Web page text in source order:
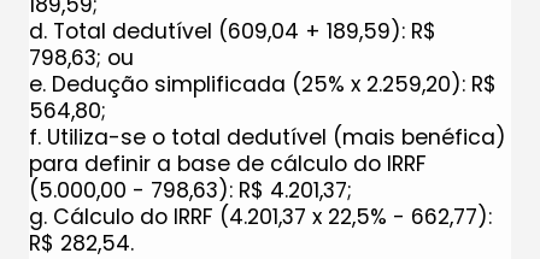
d. Total dedutível (609,04 + 189,59): R$
798,63; ou
e. Dedução simplificada (25% x 2.259,20): R$
564,80;
f. Utiliza-se o total dedutível (mais benéfica)
para definir a base de cálculo do IRRF
(5.000,00 - 798,63): R$ 4.201,37;
g. Cálculo do IRRF (4.201,37 x 22,5% - 662,77):
R$ 282,54.​